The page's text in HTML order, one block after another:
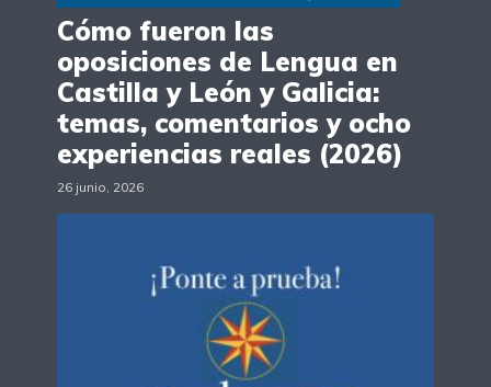
Cómo fueron las
oposiciones de Lengua en
Castilla y León y Galicia:
temas, comentarios y ocho
experiencias reales (2026)
26 junio, 2026